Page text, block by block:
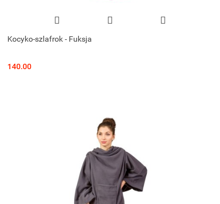
Kocyko-szlafrok - Fuksja
140.00